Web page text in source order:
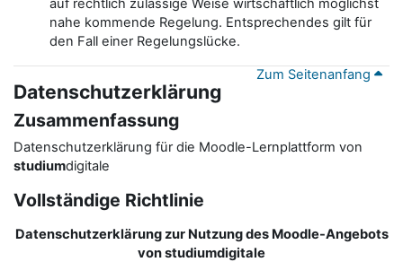
auf rechtlich zulässige Weise wirtschaftlich möglichst
nahe kommende Regelung. Entsprechendes gilt für
den Fall einer Regelungslücke.
Zum Seitenanfang
Datenschutzerklärung
Zusammenfassung
Datenschutzerklärung für die Moodle-Lernplattform von
studiumdigitale
Vollständige Richtlinie
Datenschutzerklärung zur Nutzung des Moodle-Angebots
von studiumdigitale